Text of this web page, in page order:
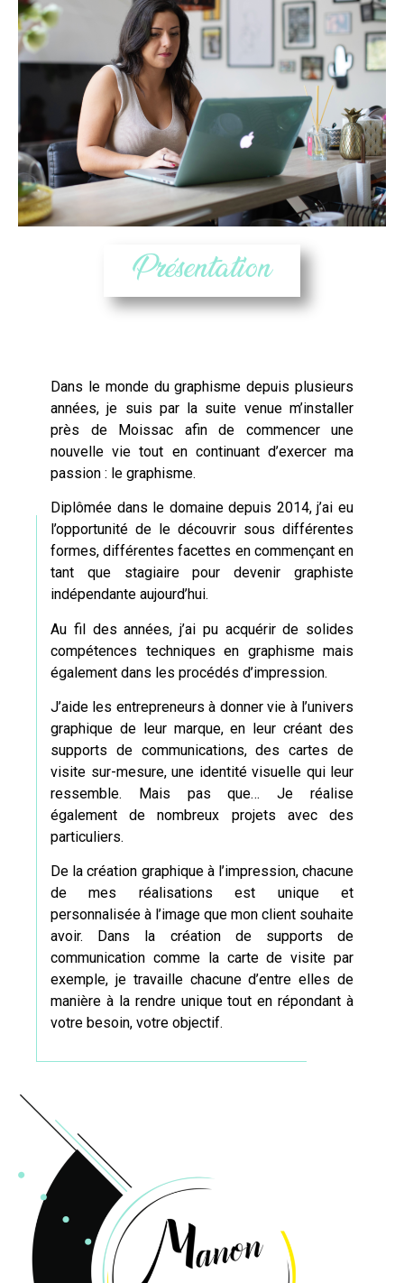
Présentation
Dans le monde du graphisme depuis plusieurs
années, je suis par la suite venue m’installer
près de Moissac afin de commencer une
nouvelle vie tout en continuant d’exercer ma
passion : le graphisme.
Diplômée dans le domaine depuis 2014, j’ai eu
l’opportunité de le découvrir sous différentes
formes, différentes facettes en commençant en
tant que stagiaire pour devenir graphiste
indépendante aujourd’hui.
Au fil des années, j’ai pu acquérir de solides
compétences techniques en graphisme mais
également dans les procédés d’impression.
J’aide les entrepreneurs à donner vie à l’univers
graphique de leur marque, en leur créant des
supports de communications,des cartes de
visite sur-mesure, une identité visuelle qui leur
ressemble. Mais pas que… Je réalise
également de nombreux projets avec des
particuliers.
De la création graphique à l’impression, chacune
de mes réalisations est unique et
personnalisée à l’image que mon client souhaite
avoir. Dans la création de supports de
communication comme
la carte de visite par
exemple, je travaille chacune d’entre elles de
manière à la rendre unique tout en répondant à
votre besoin, votre objectif.